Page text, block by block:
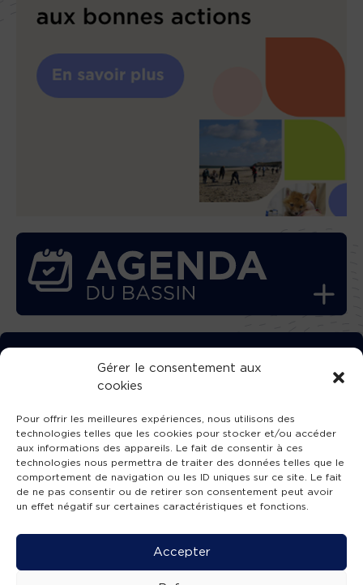
Gérer le consentement aux
cookies
Pour offrir les meilleures expériences, nous utilisons des
technologies telles que les cookies pour stocker et/ou accéder
aux informations des appareils. Le fait de consentir à ces
technologies nous permettra de traiter des données telles que le
comportement de navigation ou les ID uniques sur ce site. Le fait
de ne pas consentir ou de retirer son consentement peut avoir
un effet négatif sur certaines caractéristiques et fonctions.
Accepter
TÉLÉCHARGEZ GRATUITEMENT
L’APPLICATION TVBA !
SUIVEZ-NOUS !
Mentions légales-Accessibilité